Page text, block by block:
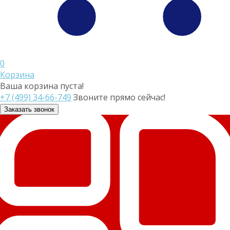
0
Корзина
Ваша корзина пуста!
+7 (499) 34-66-749 Звоните прямо сейчас!
Заказать звонок